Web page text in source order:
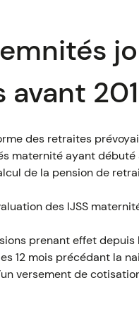
avant
des retraites
maternité ayant
de la pension de
des IJSS
prenant effet
12 mois précédant la
versement de